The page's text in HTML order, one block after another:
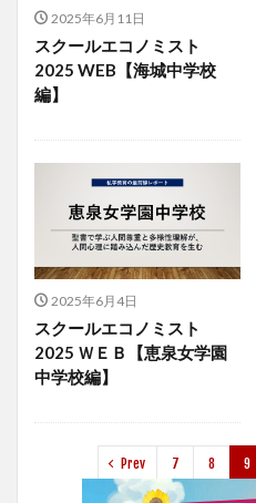
2025年6月11日
スクールエコノミスト
2025 WEB【海城中学校
編】
2025年6月4日
スクールエコノミスト
2025 ＷＥＢ【恵泉女学園
中学校編】
Prev 7 8 9